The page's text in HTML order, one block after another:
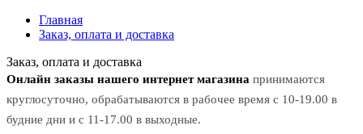
Главная
Заказ, оплата и доставка
Заказ, оплата и доставка
Онлайн заказы нашего интернет магазина принимаются
круглосуточно, обрабатываются в рабочее время с 10-19.00 в
будние дни и с 11-17.00 в выходные.